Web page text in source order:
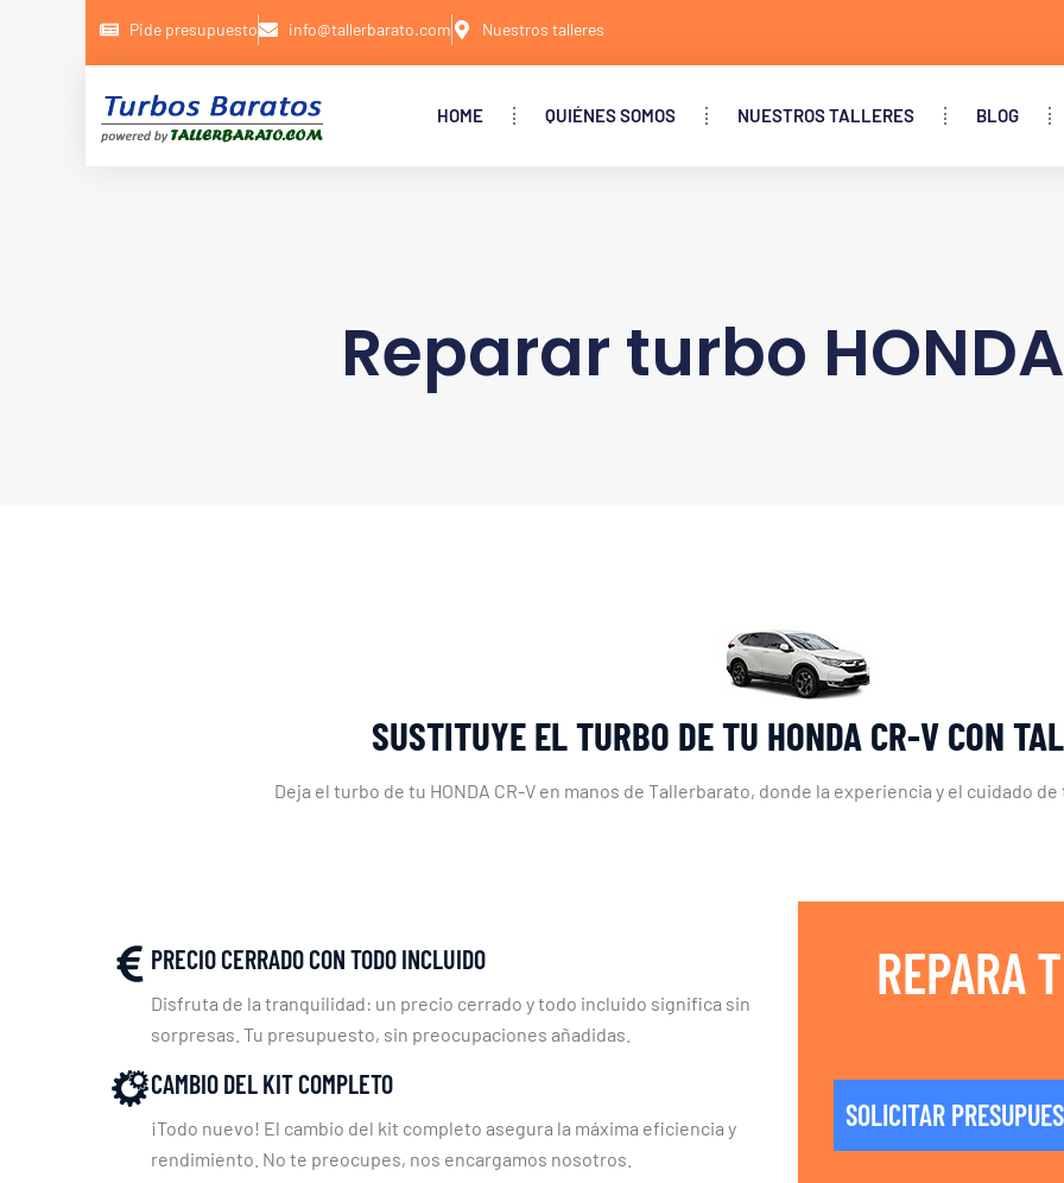
Pide presupuesto info@tallerbarato.com Nuestros talleres
HOME QUIÉNES SOMOS NUESTROS TALLERES BLOG
Reparar turbo
SUSTITUYE EL TURBO DE TU HONDA CR-V CON
Deja el turbo de tu HONDA CR-V en manos de Tallerbarato, donde la experiencia y el cuidado
PRECIO CERRADO CON TODO INCLUIDO
Disfruta de la tranquilidad: un precio cerrado y todo incluido significa sin
sorpresas. Tu presupuesto, sin preocupaciones añadidas.
CAMBIO DEL KIT COMPLETO
¡Todo nuevo! El cambio del kit completo asegura la máxima eficiencia y
rendimiento. No te preocupes, nos encargamos nosotros.
REPARA
SOLICITAR